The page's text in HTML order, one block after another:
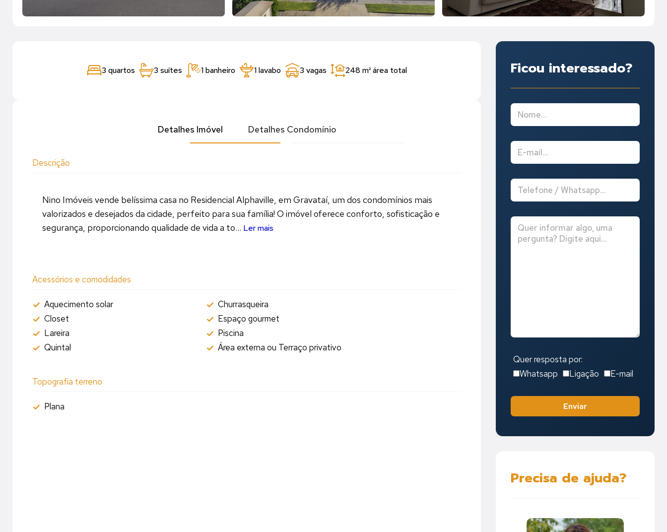
3 quartos 3 suítes 1 banheiro 1 lavabo 3 vagas 248 m²área total
Detalhes Imóvel Detalhes Condomínio
Descrição
Nino Imóveis vende belíssima casa no Residencial Alphaville, em Gravataí, um dos condomínios mais
valorizados e desejados da cidade, perfeito para sua família! O imóvel oferece conforto, sofisticação e
segurança, proporcionando qualidade de vida a to... Ler mais
Acessórios e comodidades
Aquecimento solar
Churrasqueira
Closet
Espaço gourmet
Lareira
Piscina
Quintal
Área externa ou Terraço privativo
Topografia terreno
Plana
Ficou interessado?
Quer resposta por:
Whatsapp
Ligação E-mail
Enviar
Precisa de ajuda?